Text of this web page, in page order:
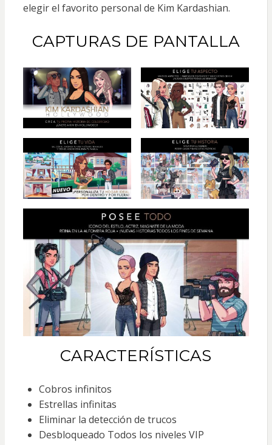
elegir el favorito personal de Kim Kardashian.
CAPTURAS DE PANTALLA
CARACTERÍSTICAS
Cobros infinitos
Estrellas infinitas
Eliminar la detección de trucos
Desbloqueado Todos los niveles VIP